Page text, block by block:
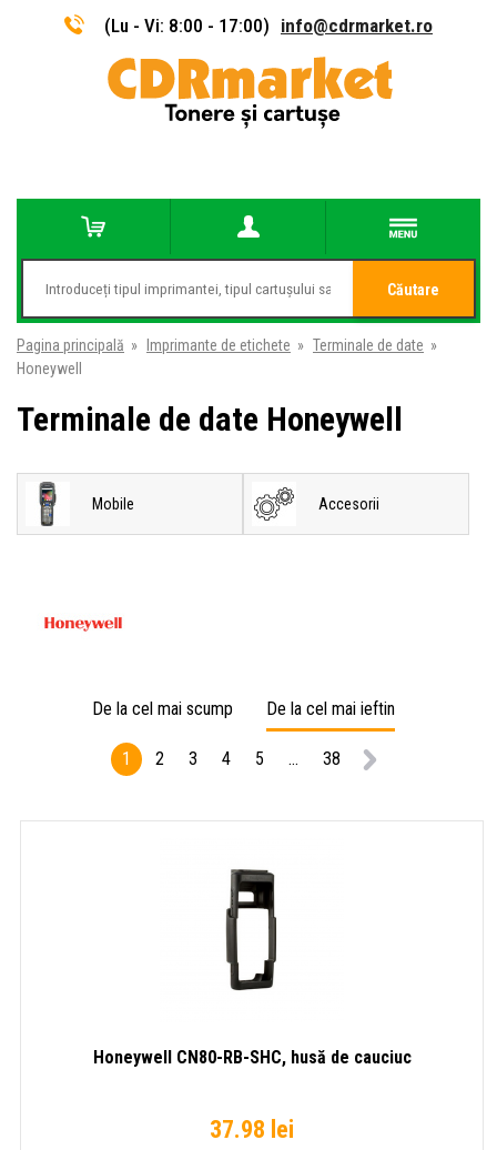
(Lu - Vi: 8:00 - 17:00) info@cdrmarket.ro
Căutare
Pagina principală » Imprimante de etichete » Terminale de date »
Honeywell
Terminale de date Honeywell
Mobile Accesorii
De la cel mai scump De la cel mai ieftin
1 2 3 4 5 ... 38
Honeywell CN80-RB-SHC, husă de cauciuc
37.98 lei